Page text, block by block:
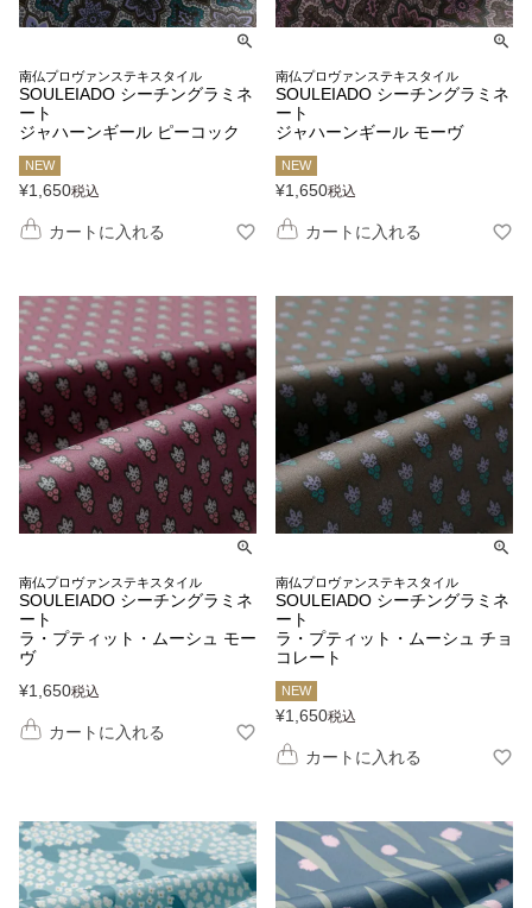
南仏プロヴァンステキスタイル
SOULEIADO シーチングラミネ
ート
ジャハーンギール ピーコック
NEW
¥1,650税込
カートに入れる
南仏プロヴァンステキスタイル
SOULEIADO シーチングラミネ
ート
ジャハーンギール モーヴ
NEW
¥1,650税込
カートに入れる
南仏プロヴァンステキスタイル
SOULEIADO シーチングラミネ
ート
ラ・プティット・ムーシュ モー
ヴ
¥1,650税込
カートに入れる
南仏プロヴァンステキスタイル
SOULEIADO シーチングラミネ
ート
ラ・プティット・ムーシュ チョ
コレート
NEW
¥1,650税込
カートに入れる